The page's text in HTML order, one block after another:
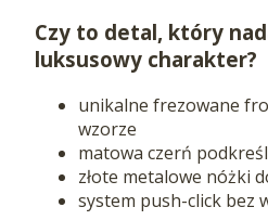
Czy to detal, który
luksusowy charakter?
unikalne frezowane
wzorze
matowa czerń
złote metalowe nóżki
system push-click bez